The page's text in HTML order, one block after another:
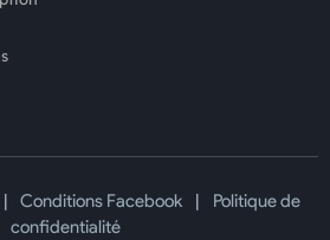
Conditions Facebook |
Politique de
confidentialité